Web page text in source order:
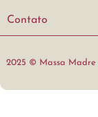
Contato
2025 © Massa Madre